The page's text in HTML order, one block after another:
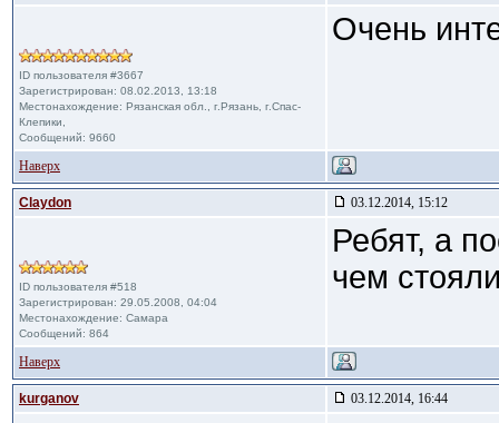
ID пользователя #3667
Зарегистрирован: 08.02.2013, 13:18
Местонахождение: Рязанская обл., г.Рязань, г.Спас-
Клепики,
Сообщений: 9660
Очень
Наверх
Claydon 03.12.2014, 15:12
ID пользователя #518
Зарегистрирован: 29.05.2008, 04:04
Местонахождение: Самара
Сообщений: 864
Ребят, а
чем
Наверх
kurganov 03.12.2014, 16:44